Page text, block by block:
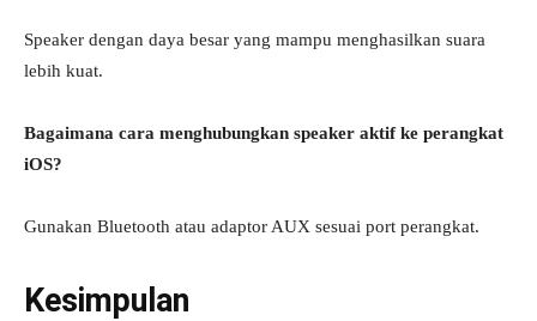
Speaker dengan daya besar yang mampu menghasilkan suara
lebih kuat.
Bagaimana cara menghubungkan speaker aktif ke perangkat
iOS?
Gunakan Bluetooth atau adaptor AUX sesuai port perangkat.
Kesimpulan